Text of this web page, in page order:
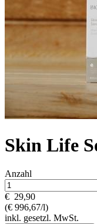
Skin Life
Anzahl
€ 29,90
(€ 996,67/l)
inkl. gesetzl. MwSt.